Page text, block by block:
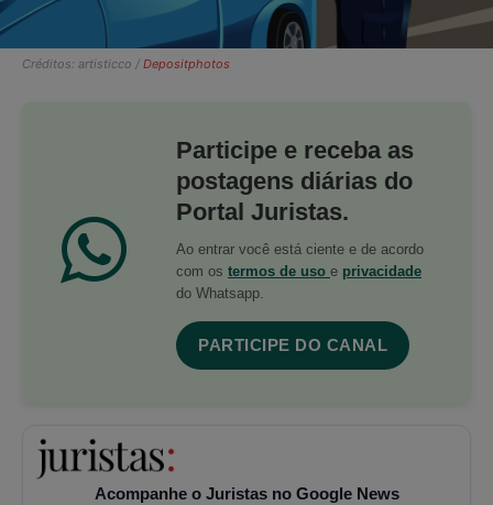
Créditos: artisticco / Depositphotos
Participe e receba as
postagens diárias do
Portal Juristas.
Ao entrar você está ciente e de acordo
com os termos de uso e privacidade
do Whatsapp.
PARTICIPE DO CANAL
Acompanhe o Juristas no Google News